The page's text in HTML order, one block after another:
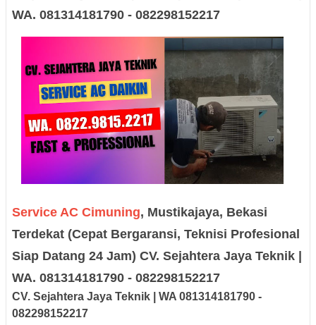
WA. 081314181790 - 082298152217
Service AC Cimuning, Mustikajaya, Bekasi
Terdekat (Cepat Bergaransi, Teknisi Profesional
Siap Datang 24 Jam) CV. Sejahtera Jaya Teknik |
WA. 081314181790 - 082298152217
CV. Sejahtera Jaya Teknik | WA 081314181790 -
082298152217